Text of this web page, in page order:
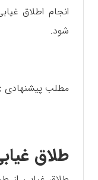
انجام اطلاق
شود.
مطلب پیشنهادی :
طلاق